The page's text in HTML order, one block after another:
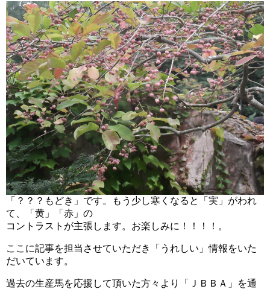
「？？？もどき」です。もう少し寒くなると「実」がわれ
て、「黄」「赤」の
コントラストが主張します。お楽しみに！！！！。
ここに記事を担当させていただき「うれしい」情報をいた
だいています。
過去の生産馬を応援して頂いた方々より「ＪＢＢＡ」を通